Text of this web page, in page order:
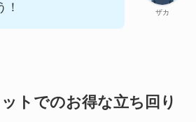
ザカ
！
トでのお得な立ち回り